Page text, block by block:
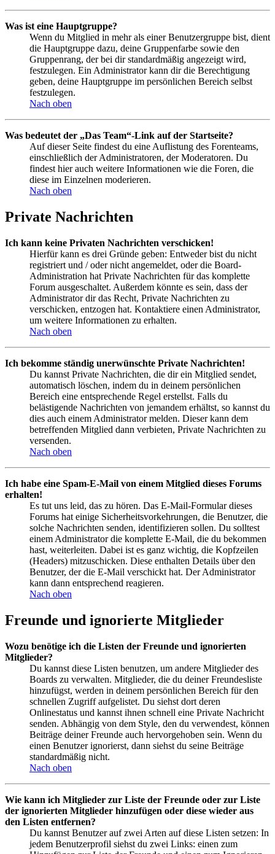
Was ist eine Hauptgruppe?
Wenn du Mitglied in mehr als einer Benutzergruppe bist, dient
die Hauptgruppe dazu, deine Gruppenfarbe sowie den
Gruppenrang, der bei dir standardmäßig angezeigt wird,
festzulegen. Ein Administrator kann dir die Berechtigung
geben, deine Hauptgruppe im persönlichen Bereich selbst
festzulegen.
Nach oben
Was bedeutet der „Das Team“-Link auf der Startseite?
Auf dieser Seite findest du eine Auflistung des Forenteams,
einschließlich der Administratoren, der Moderatoren. Du
findest hier auch weitere Informationen wie die Foren, die
diese im Einzelnen moderieren.
Nach oben
Private Nachrichten
Ich kann keine Privaten Nachrichten verschicken!
Hierfür kann es drei Gründe geben: Entweder bist du nicht
registriert und / oder nicht angemeldet, oder die Board-
Administration hat Private Nachrichten für das komplette
Forum ausgeschaltet. Außerdem könnte es sein, dass der
Administrator dir das Recht, Private Nachrichten zu
verschicken, entzogen hat. Kontaktiere einen Administrator,
um weitere Informationen zu erhalten.
Nach oben
Ich bekomme ständig unerwünschte Private Nachrichten!
Du kannst Private Nachrichten, die dir ein Mitglied sendet,
automatisch löschen, indem du in deinem persönlichen
Bereich eine entsprechende Regel erstellst. Falls du
belästigende Nachrichten von jemandem erhältst, so kannst du
dies auch einem Administrator melden. Dieser kann dem
betreffenden Mitglied dann verbieten, Private Nachrichten zu
versenden.
Nach oben
Ich habe eine Spam-E-Mail von einem Mitglied dieses Forums
erhalten!
Es tut uns leid, das zu hören. Das E-Mail-Formular dieses
Forums hat einige Sicherheitsvorkehrungen, die Benutzer, die
solche Nachrichten senden, identifizieren sollen. Du solltest
einem Administrator die komplette E-Mail, die du bekommen
hast, weiterleiten. Dabei ist es ganz wichtig, die Kopfzeilen
(Headers) mitzuschicken. Diese enthalten Details über den
Benutzer, der die E-Mail verschickt hat. Der Administrator
kann dann entsprechend reagieren.
Nach oben
Freunde und ignorierte Mitglieder
Wozu benötige ich die Listen der Freunde und ignorierten
Mitglieder?
Du kannst diese Listen benutzen, um andere Mitglieder des
Boards zu verwalten. Mitglieder, die du deiner Freundesliste
hinzufügst, werden in deinem persönlichen Bereich für den
schnellen Zugriff aufgelistet. Du siehst dort deren
Onlinestatus und kannst ihnen schnell eine Private Nachricht
senden. Abhängig von dem Style, den du verwendest, können
Beiträge deiner Freunde auch hervorgehoben sein. Wenn du
einen Benutzer ignorierst, dann siehst du seine Beiträge
standardmäßig nicht.
Nach oben
Wie kann ich Mitglieder zur Liste der Freunde oder zur Liste
der ignorierten Mitglieder hinzufügen oder diese wieder aus
den Listen entfernen?
Du kannst Benutzer auf zwei Arten auf diese Listen setzen: In
jedem Benutzerprofil siehst du zwei Links: einen zum